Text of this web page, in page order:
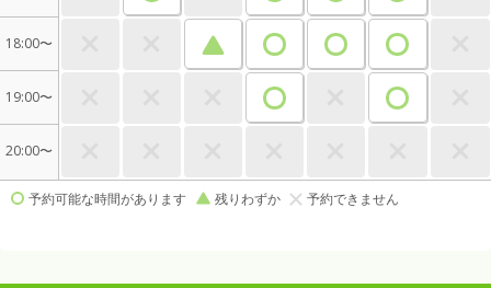
18:00〜
19:00〜
20:00〜
予約可能な時間があります 残りわずか 予約できません